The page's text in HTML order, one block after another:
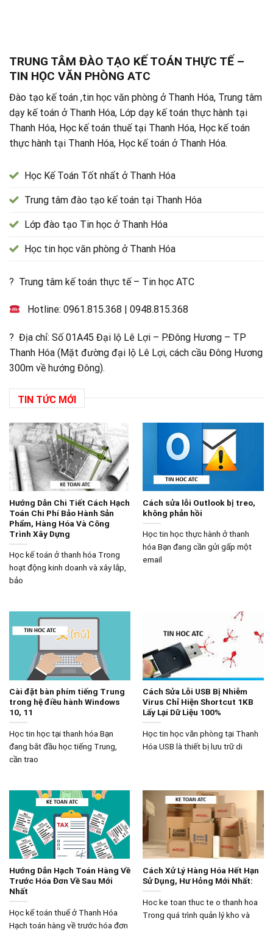
TRUNG TÂM ĐÀO TẠO KẾ TOÁN THỰC TẾ –
TIN HỌC VĂN PHÒNG ATC
Đào tạo kế toán ,tin học văn phòng ở Thanh Hóa, Trung tâm
dạy kế toán ở Thanh Hóa, Lớp dạy kế toán thực hành tại
Thanh Hóa, Học kế toán thuế tại Thanh Hóa, Học kế toán
thực hành tại Thanh Hóa, Học kế toán ở Thanh Hóa.
Học Kế Toán Tốt nhất ở Thanh Hóa
Trung tâm đào tạo kế toán tại Thanh Hóa
Lớp đào tạo Tin học ở Thanh Hóa
Học tin học văn phòng ở Thanh Hóa
? Trung tâm kế toán thực tế – Tin học ATC
Hotline:0961.815.368 |0948.815.368
? Địa chỉ: Số 01A45 Đại lộ Lê Lợi – P.Đông Hương – TP
Thanh Hóa (Mặt đường đại lộ Lê Lợi, cách cầu Đông Hương
300m về hướng Đông).
TIN TỨC MỚI
Hướng Dẫn Chi Tiết Cách Hạch
Toán Chi Phí Bảo Hành Sản
Phẩm, Hàng Hóa Và Công
Trình Xây Dựng
Học kế toán ở thanh hóa Trong
hoạt động kinh doanh và xây lắp,
bảo
Cách sửa lỗi Outlook bị treo,
không phản hồi
Học tin học thực hành ở thanh
hóa Bạn đang cần gửi gấp một
email
Cài đặt bàn phím tiếng Trung
trong hệ điều hành Windows
10, 11
Học tin học tại thanh hóa Bạn
đang bắt đầu học tiếng Trung,
cần trao
Cách Sửa Lỗi USB Bị Nhiễm
Virus Chỉ Hiện Shortcut 1KB
Lấy Lại Dữ Liệu 100%
Học tin học văn phòng tại Thanh
Hóa USB là thiết bị lưu trữ di
Hướng Dẫn Hạch Toán Hàng Về
Trước Hóa Đơn Về Sau Mới
Nhất
Học kế toán thuế ở Thanh Hóa
Hạch toán hàng về trước hóa đơn
Cách Xử Lý Hàng Hóa Hết Hạn
Sử Dụng, Hư Hỏng Mới Nhất:
Hoc ke toan thuc te o thanh hoa
Trong quá trình quản lý kho và